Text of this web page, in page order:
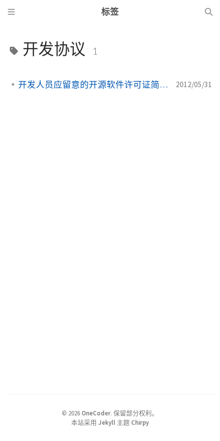
标签
开发协议 1
开发人员应留意的开源软件许可证简介 2012/05/31
© 2026 OneCoder. 保留部分权利。
本站采用 Jekyll 主题 Chirpy